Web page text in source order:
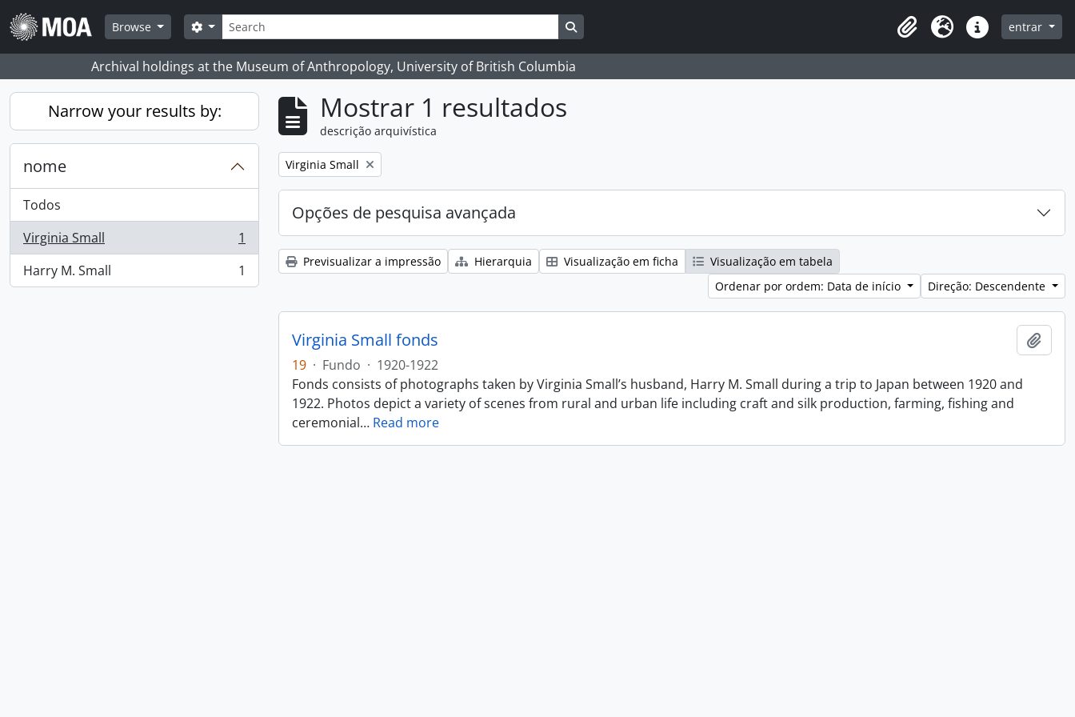
Skip to main content
Browse
Pesquisar
Search options Search in browse page
Clipboard
Idioma Ligações rápidas
entrar
Archival holdings at the Museum of Anthropology, University of British Columbia
Narrow your results by:
nome
Todos
Virginia Small
, 1 resultados
1
Harry M. Small
, 1 resultados 1
Mostrar 1 resultados
descrição arquivística
Remove filter:
Virginia Small
Opções de pesquisa avançada
Previsualizar a impressão Hierarquia Visualização em ficha
Visualização em tabela
Ordenar por ordem: Data de início
Direção: Descendente
Virginia Small fonds
19 · Fundo · 1920-1922
Fonds consists of photographs taken by Virginia Small’s husband, Harry M. Small during a trip to Japan between 1920 and
1922. Photos depict a variety of scenes from rural and urban life including craft and silk production, farming, fishing and
ceremonial… Read more